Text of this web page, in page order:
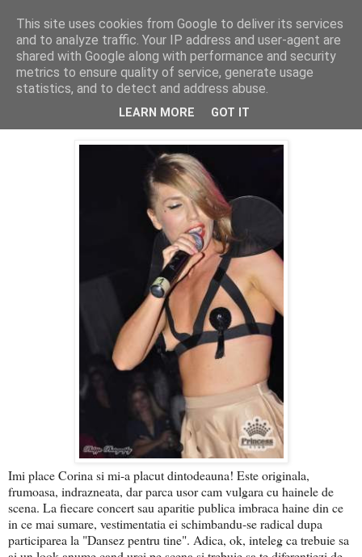
PentruDive.ro
vineri, 18 noiembrie 2011
Corina Bud, din ce in ce mai goala
Imi place Corina si mi-a placut dintodeauna! Este originala,
frumoasa, indrazneata, dar parca usor cam vulgara cu hainele de
scena. La fiecare concert sau aparitie publica imbraca haine din ce
in ce mai sumare, vestimentatia ei schimbandu-se radical dupa
participarea la "Dansez pentru tine". Adica, ok, inteleg ca trebuie sa
This site uses cookies from Google to deliver its services
and to analyze traffic. Your IP address and user-agent are
shared with Google along with performance and security
metrics to ensure quality of service, generate usage
statistics, and to detect and address abuse.
LEARN MORE GOT IT